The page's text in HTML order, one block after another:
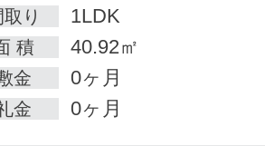
取り
1LDK
積 40.92㎡
金 0ヶ月
金 0ヶ月